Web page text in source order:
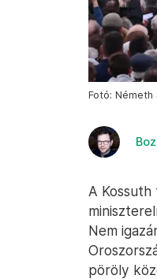
Fotó: Németh
A
Nem
pöröly